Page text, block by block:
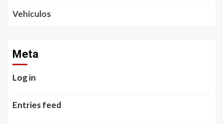
Vehículos
Meta
Log in
Entries feed